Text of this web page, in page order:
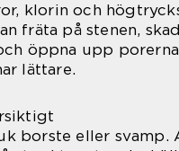
klorin och
fräta på stenen,
öppna upp
lättare.
borste eller svamp.